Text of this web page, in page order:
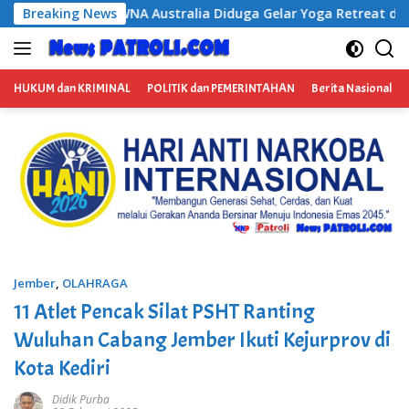
Langsung
ke
konten
Breaking News
Gelar Yoga Retreat dan Menjadi Instruktur Meditasi
HUKUM dan KRIMINAL POLITIK dan PEMERINTAHAN Berita Nasional
Jember, OLAHRAGA
11 Atlet Pencak Silat PSHT Ranting
Wuluhan Cabang Jember Ikuti Kejurprov di
Kota Kediri
Didik Purba